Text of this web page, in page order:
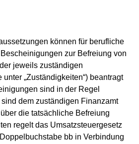
können für berufliche
zur Befreiung von
jeweils zuständigen
„Zuständigkeiten“) beantragt
sind in der Regel
dem zuständigen Finanzamt
die tatsächliche Befreiung
regelt das Umsatzsteuergesetz
bb in Verbindung